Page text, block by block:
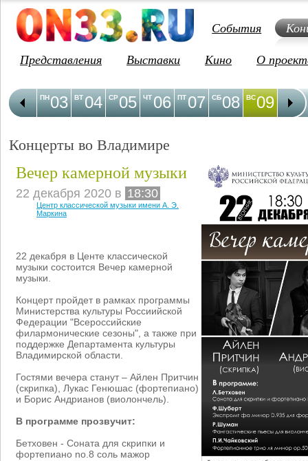
События
Представления
Выставки Кино О
03
ПН 04
ВТ 05
СР 06
ЧТ 07
ПТ 08
СБ 09
ВС 10
ПН
Концерты во Владимире
Вечер камерной музыки
22 декабря 2020 в 18:30
Центр классической музыки имени А. Э.
Маркина
22 декабря в Центе классической
музыки состоится Вечер камерной
музыки.
Концерт пройдет в рамках программы
Министерства культуры Россиийской
Федерации "Всероссийские
филармонические сезоны", а также при
поддержке Департамента культуры
Владимирской области.
Гостями вечера станут – Айлен Притчин
(скрипка), Лукас Генюшас (фортепиано)
и Борис Андрианов (виолончель).
В программе прозвучит:
Бетховен - Соната для скрипки и
фортепиано no.8 соль мажор